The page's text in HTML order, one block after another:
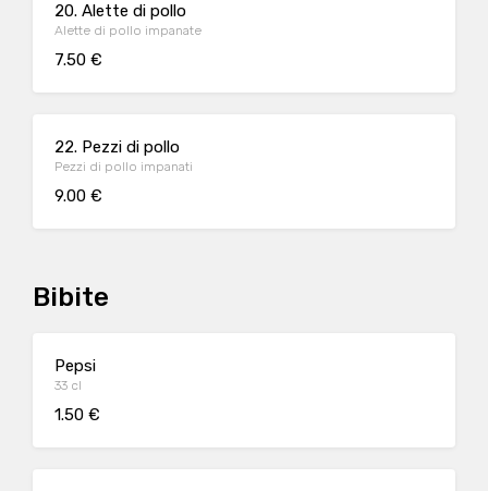
20. Alette di pollo
Alette di pollo impanate
7.50 €
22. Pezzi di pollo
Pezzi di pollo impanati
9.00 €
Bibite
Pepsi
33 cl
1.50 €